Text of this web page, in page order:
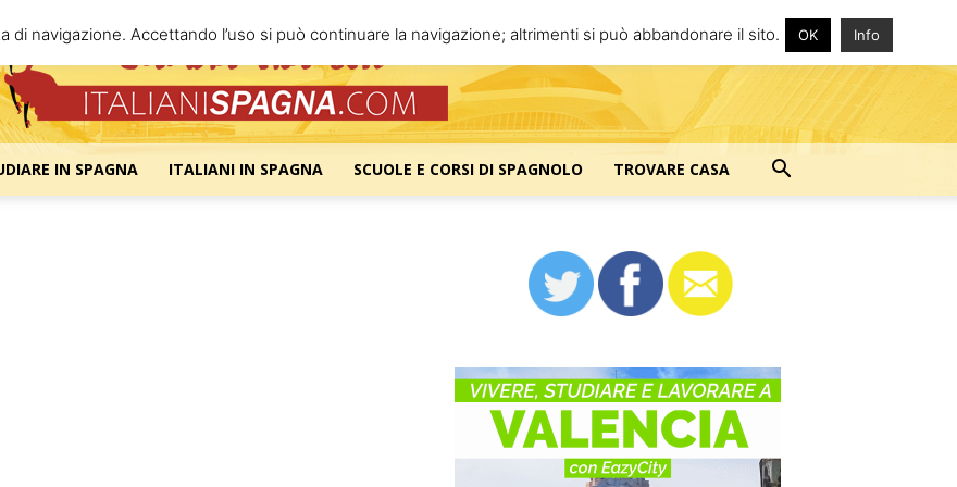
Italiani
IN SPAGNA ITALIANI IN SPAGNA SCUOLE E CORSI DI SPAGNOLO TROVARE CASA
navigazione. Accettando l’uso si può continuare la navigazione; altrimenti si può abbandonare il sito. OK Info